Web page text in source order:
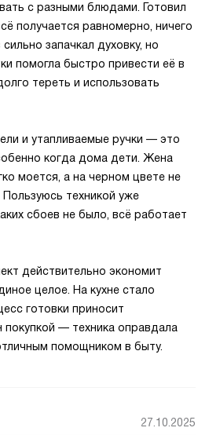
с разными блюдами. Готовил
получается равномерно, ничего
запачкал духовку, но
помогла быстро привести её в
тереть и использовать
и утапливаемые ручки — это
когда дома дети. Жена
моется, а на черном цвете не
Пользуюсь техникой уже
сбоев не было, всё работает
действительно экономит
целое. На кухне стало
готовки приносит
— техника оправдала
помощником в быту.
27.10.2025